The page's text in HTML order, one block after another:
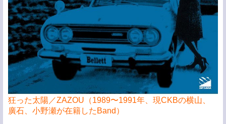
狂った太陽／ZAZOU（1989〜1991年、現CKBの横山、
廣石、小野瀬が在籍したBand）